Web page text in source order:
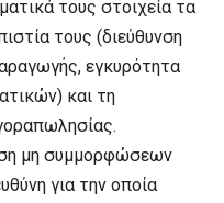
τους στοιχεία τα
τους (διεύθυνση
εγκυρότητα
και τη
μη συμμορφώσεων
για την οποία